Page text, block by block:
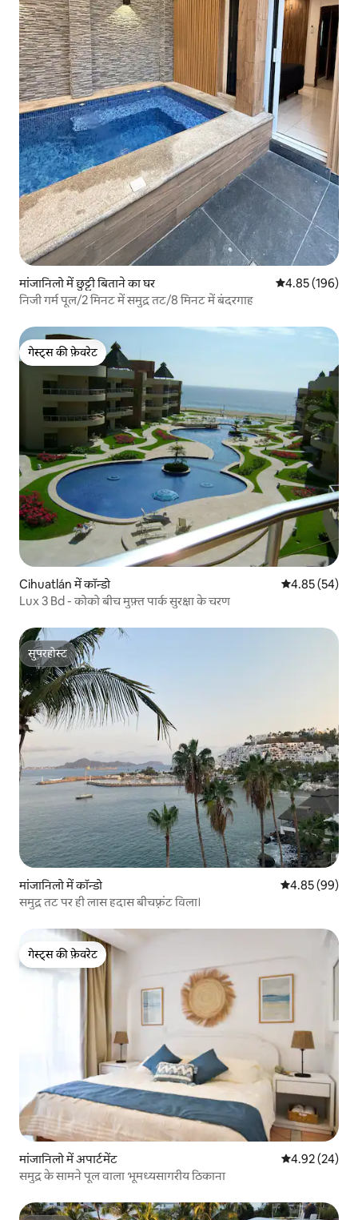
मांजानिलो में छुट्टी बिताने का घर औसत रेटिंग 5 में से
4.85 (196)
निजी गर्म पूल/2 मिनट में समुद्र तट/8 मिनट में बंदरगाह
गेस्ट्स की फ़ेवरेट
गेस्ट्स की फ़ेवरेट
Cihuatlán में कॉन्डो औसत रेटिंग 5 में
4.85 (54)
Lux 3 Bd - कोको बीच मुफ़्त पार्क सुरक्षा के चरण
सुपरहोस्ट
सुपरहोस्ट
मांजानिलो में कॉन्डो औसत रेटिंग 5 में
4.85 (99)
समुद्र तट पर ही लास हदास बीचफ़्रंट विला।
गेस्ट्स की फ़ेवरेट
गेस्ट्स की फ़ेवरेट
मांजानिलो में अपार्टमेंट औसत रेटिंग 5 में
4.92 (24)
समुद्र के सामने पूल वाला भूमध्यसागरीय ठिकाना